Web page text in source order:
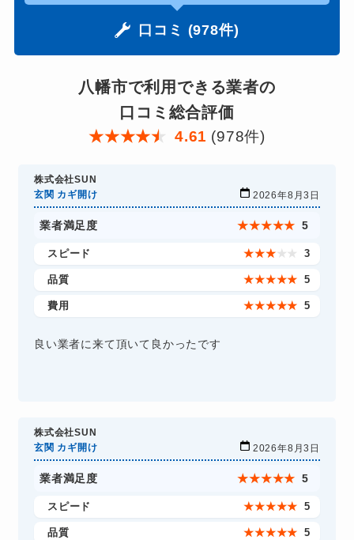
口コミ (978件)
八幡市で利用できる業者の
口コミ総合評価
★★★★★ 4.61 (978件)
株式会社SUN
玄関 カギ開け
2026年8月3日
業者満足度 ★★★★★ 5
スピード ★★★ ★ ★ 3
品質 ★★★★★ 5
費用 ★★★★★ 5
良い業者に来て頂いて良かったです
株式会社SUN
玄関 カギ開け
2026年8月3日
業者満足度 ★★★★★ 5
スピード ★★★★★ 5
品質 ★★★★★ 5